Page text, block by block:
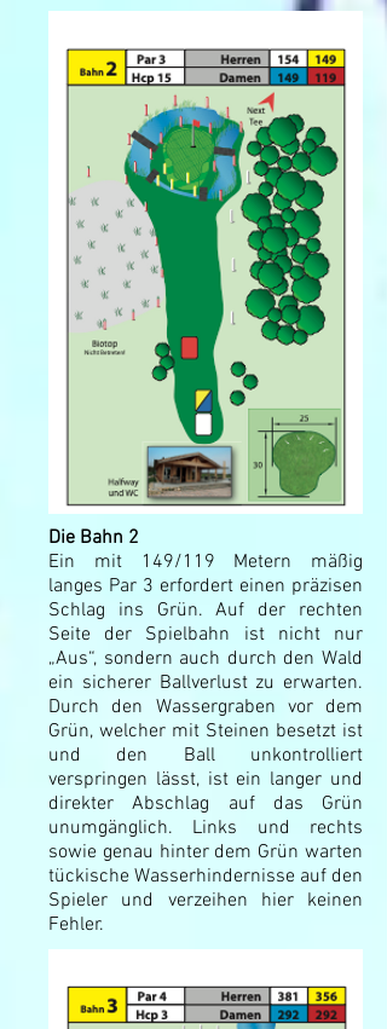
Die Bahn 2
Ein mit 149/119 Metern mäßig
langes Par 3 erfordert einen präzisen
Schlag ins Grün. Auf der rechten
Seite der Spielbahn ist nicht nur
„Aus“, sondern auch durch den Wald
ein sicherer Ballverlust zu erwarten.
Durch den Wassergraben vor dem
Grün, welcher mit Steinen besetzt ist
und den Ball unkontrolliert
verspringen lässt, ist ein langer und
direkter Abschlag auf das Grün
unumgänglich. Links und rechts
sowie genau hinter dem Grün warten
tückische Wasserhindernisse auf den
Spieler und verzeihen hier keinen
Fehler.